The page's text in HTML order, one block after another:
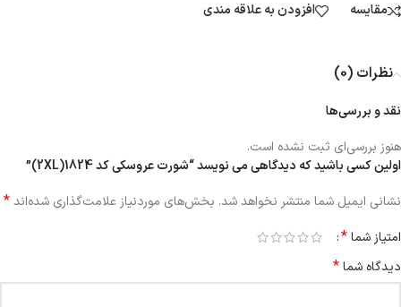
مقایسه افزودن به علاقه مندی
نظرات (0)
نقد و بررسی‌ها
هنوز بررسی‌ای ثبت نشده است.
اولین کسی باشید که دیدگاهی می نویسد “شورت عروسکی کد 1824(2XL)”
نشانی ایمیل شما منتشر نخواهد شد. بخش‌های موردنیاز علامت‌گذاری شده‌اند*
امتیاز شما*
دیدگاه شما*